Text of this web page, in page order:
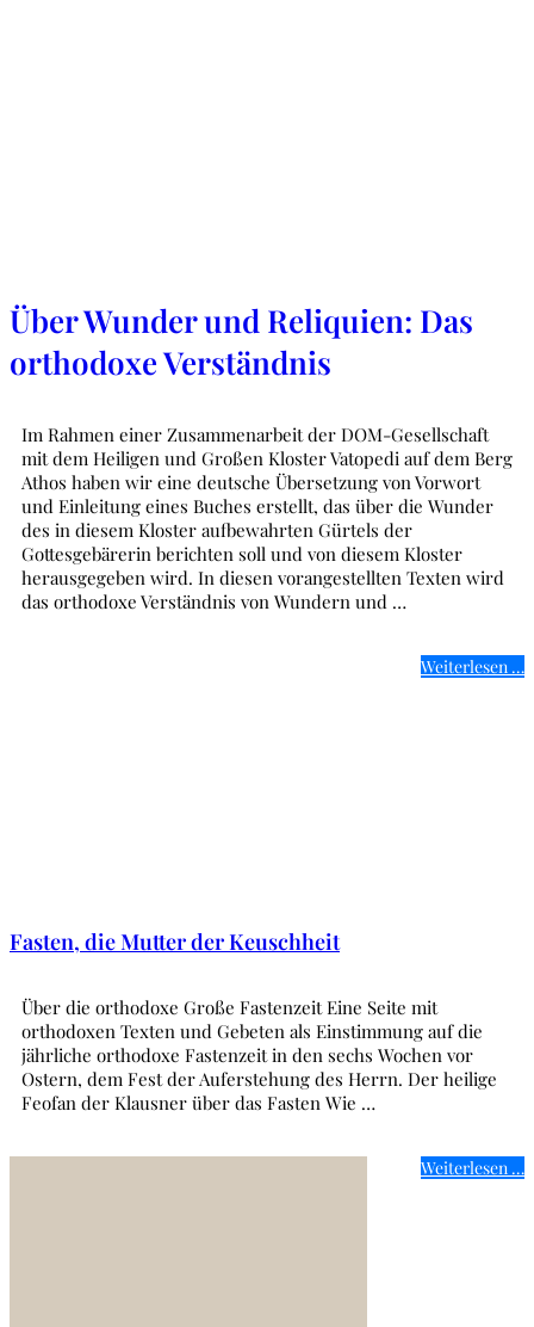
Über Wunder und Reliquien: Das
orthodoxe Verständnis
Im Rahmen einer Zusammenarbeit der DOM-Gesellschaft
mit dem Heiligen und Großen Kloster Vatopedi auf dem Berg
Athos haben wir eine deutsche Übersetzung von Vorwort
und Einleitung eines Buches erstellt, das über die Wunder
des in diesem Kloster aufbewahrten Gürtels der
Gottesgebärerin berichten soll und von diesem Kloster
herausgegeben wird. In diesen vorangestellten Texten wird
das orthodoxe Verständnis von Wundern und …
Weiterlesen …
Fasten, die Mutter der Keuschheit
Über die orthodoxe Große Fastenzeit Eine Seite mit
orthodoxen Texten und Gebeten als Einstimmung auf die
jährliche orthodoxe Fastenzeit in den sechs Wochen vor
Ostern, dem Fest der Auferstehung des Herrn. Der heilige
Feofan der Klausner über das Fasten Wie …
Weiterlesen …